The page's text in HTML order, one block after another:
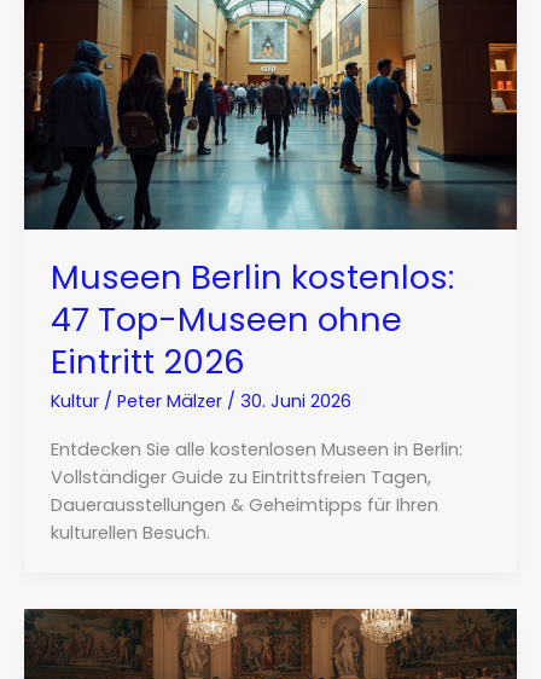
Museen Berlin kostenlos:
47 Top-Museen ohne
Eintritt 2026
Kultur/ Peter Mälzer / 30. Juni 2026
Entdecken Sie alle kostenlosen Museen in Berlin:
Vollständiger Guide zu Eintrittsfreien Tagen,
Dauerausstellungen & Geheimtipps für Ihren
kulturellen Besuch.